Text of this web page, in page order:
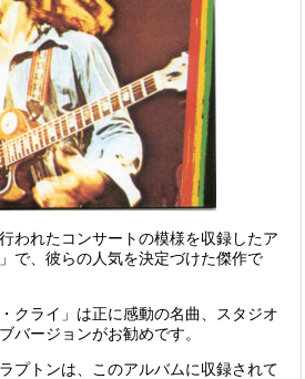
われたコンサートの模様を収録したア
で、彼らの人気を決定づけた傑作で
クライ」は正に感動の名曲、スタジオ
バージョンがお勧めです。
プトンは、このアルバムに収録されて